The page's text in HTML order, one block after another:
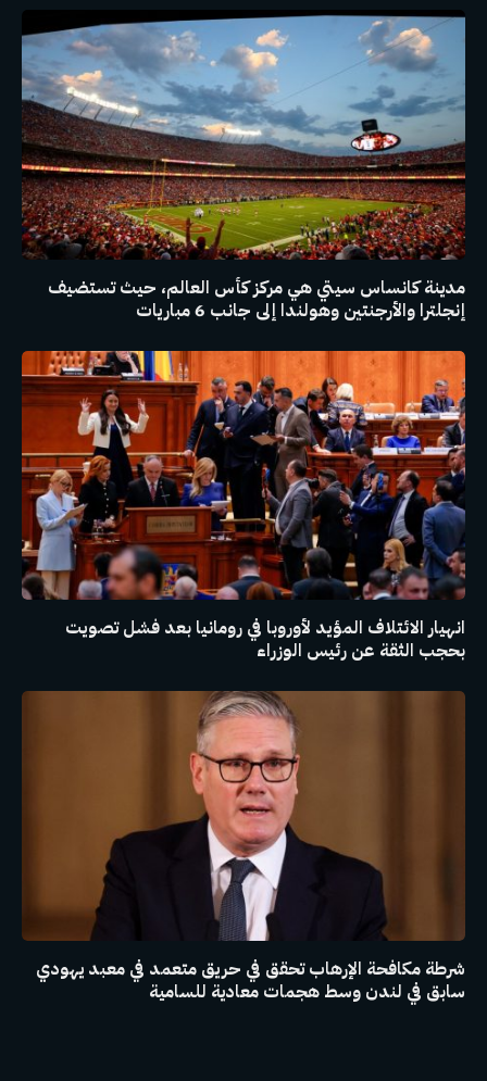
مدينة كانساس سيتي هي مركز كأس العالم، حيث تستضيف
إنجلترا والأرجنتين وهولندا إلى جانب 6 مباريات
انهيار الائتلاف المؤيد لأوروبا في رومانيا بعد فشل تصويت
بحجب الثقة عن رئيس الوزراء
شرطة مكافحة الإرهاب تحقق في حريق متعمد في معبد يهودي
سابق في لندن وسط هجمات معادية للسامية